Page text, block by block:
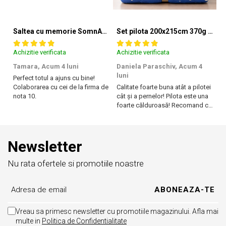
cateva zile dupa ce sunt desfacute din pachetul initial;
Evitati umezirea husei;
Certificare Oeko-tex Standard 100, pentru absenta substantelor
acest fel, eticheta de testare ofera un instrument important de luare
a deciziilor atunci cand achizitionati produse textile.
Increderea in textile – un sinonim international pentru productia de
Caracteristici:
Saltea cu memorie SomnART XXL Memory Plus 160x190, înălțime 25cm, pentru persoane supraponderale, husă Aloe Vera detașabilă, rulată, fermitate mare
Achizitie verificata
Tamara, Acum 4 luni
Perfect totul a ajuns cu bine!
Colaborarea cu cei de la firma de
nota 10.
Set pilota 200x215cm 370g cu 2 perne 50x70,albastru- PLT36
Achizitie verificata
Daniela Paraschiv, Acum 4
luni
Calitate foarte buna atât a pilotei
cât și a pernelor! Pilota este una
foarte călduroasă! Recomand cu
Newsletter
Nu rata ofertele si promotiile noastre
Vreau sa primesc newsletter cu promotiile magazinului. Afla mai
multe in Politica de Confidentialitate